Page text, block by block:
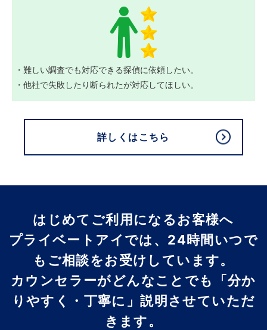
・難しい調査でも対応できる探偵に依頼したい。
・他社で失敗したり断られたが対応してほしい。
詳しくはこちら
はじめてご利用になるお客様へ
プライベートアイでは、24時間いつで
もご相談をお受けしています。
カウンセラーがどんなことでも「分か
りやすく・丁寧に」説明させていただ
きます。